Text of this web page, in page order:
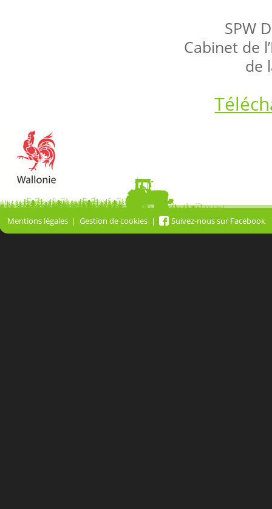
SPW
Cabinet de
de
Mentions légales Gestion de cookies Suivez-nous sur Facebook